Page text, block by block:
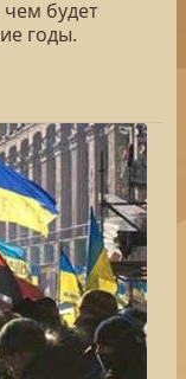
будет
годы.